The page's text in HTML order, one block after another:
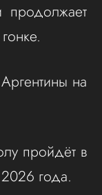
на
пройдёт в
года.